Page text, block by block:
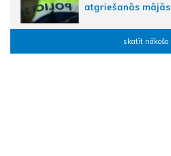
atgriešanās mājās
skatīt nākošo